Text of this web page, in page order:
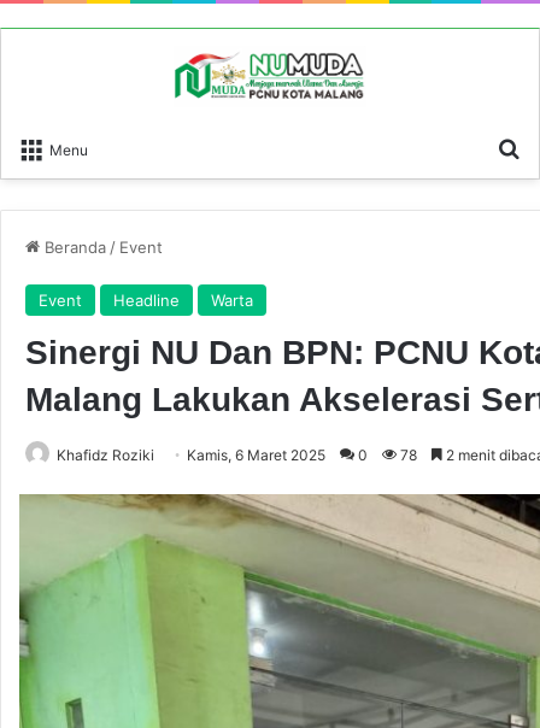
Menu
Beranda / Event
Event Headline Warta
Sinergi NU Dan BPN: PCNU
Malang Lakukan Akselerasi
Khafidz Roziki Kamis, 6 Maret 2025 0 78 2 menit